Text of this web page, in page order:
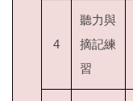
4
聽力與
摘記練
習